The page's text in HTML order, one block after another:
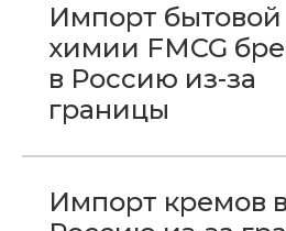
Импорт бытовой
химии FMCG
в Россию из-за
границы
Импорт кремов в